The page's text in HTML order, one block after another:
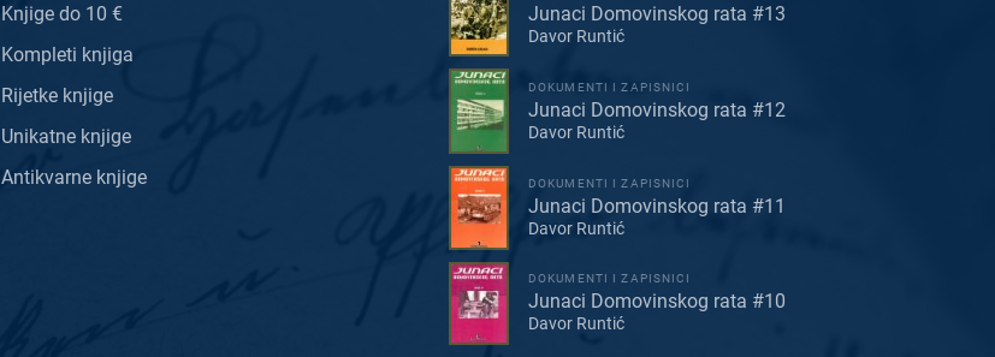
Knjige do 10 €
Kompleti knjiga
Rijetke knjige
Unikatne knjige
Antikvarne knjige
Junaci Domovinskog rata #13
Davor Runtić
DOKUMENTI I ZAPISNICI
Junaci Domovinskog rata #12
Davor Runtić
DOKUMENTI I ZAPISNICI
Junaci Domovinskog rata #11
Davor Runtić
DOKUMENTI I ZAPISNICI
Junaci Domovinskog rata #10
Davor Runtić